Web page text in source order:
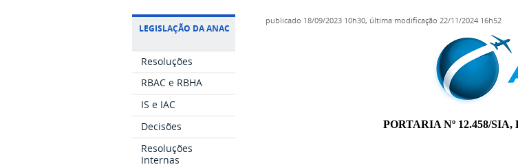
LEGISLAÇÃO DA ANAC
Resoluções
RBAC e RBHA
IS e IAC
Decisões
Resoluções
Internas
publicado 18/09/2023 10h30, última modificação 22/11/2024 16h52
PORTARIA Nº 12.458/